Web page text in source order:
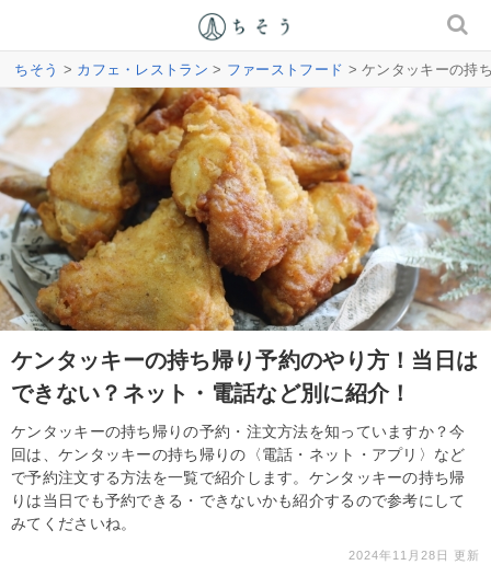
ちそう > カフェ・レストラン > ファーストフード > ケンタッキーの持
ケンタッキーの持ち帰り予約のやり方！当日は
できない？ネット・電話など別に紹介！
ケンタッキーの持ち帰りの予約・注文方法を知っていますか？今
回は、ケンタッキーの持ち帰りの〈電話・ネット・アプリ〉など
で予約注文する方法を一覧で紹介します。ケンタッキーの持ち帰
りは当日でも予約できる・できないかも紹介するので参考にして
みてくださいね。
2024年11月28日 更新